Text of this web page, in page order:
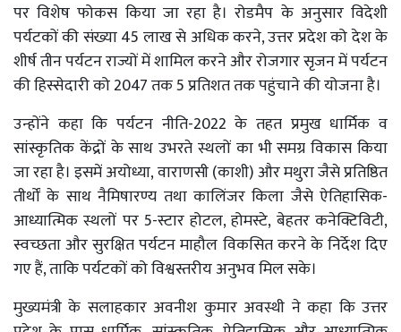
पर विशेष फोकस किया जा रहा है। रोडमैप के अनुसार विदेशी
पर्यटकों की संख्या 45 लाख से अधिक करने, उत्तर प्रदेश को देश के
शीर्ष तीन पर्यटन राज्यों में शामिल करने और रोजगार सृजन में पर्यटन
की हिस्सेदारी को 2047 तक 5 प्रतिशत तक पहुंचाने की योजना है।
उन्होंने कहा कि पर्यटन नीति-2022 के तहत प्रमुख धार्मिक व
सांस्कृतिक केंद्रों के साथ उभरते स्थलों का भी समग्र विकास किया
जा रहा है। इसमें अयोध्या, वाराणसी (काशी) और मथुरा जैसे प्रतिष्ठित
तीर्थों के साथ नैमिषारण्य तथा कालिंजर किला जैसे ऐतिहासिक-
आध्यात्मिक स्थलों पर 5-स्टार होटल, होमस्टे, बेहतर कनेक्टिविटी,
स्वच्छता और सुरक्षित पर्यटन माहौल विकसित करने के निर्देश दिए
गए हैं, ताकि पर्यटकों को विश्वस्तरीय अनुभव मिल सके।
मुख्यमंत्री के सलाहकार अवनीश कुमार अवस्थी ने कहा कि उत्तर